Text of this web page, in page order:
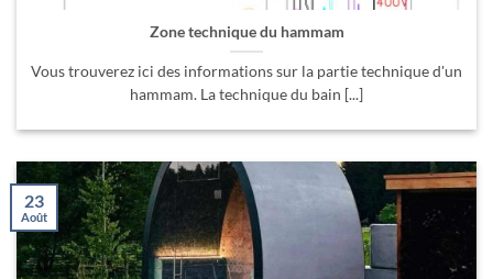
Zone technique du hammam
Vous trouverez ici des informations sur la partie technique d'un
hammam. La technique du bain [...]
23
Août